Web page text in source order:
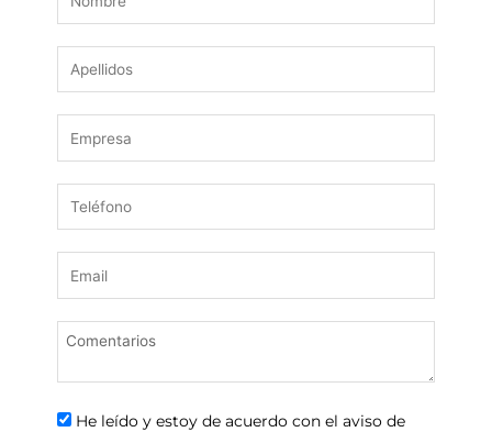
He leído y estoy de acuerdo con el aviso de